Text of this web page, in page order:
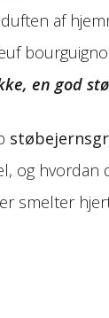
af
en god
og hvordan
smelter